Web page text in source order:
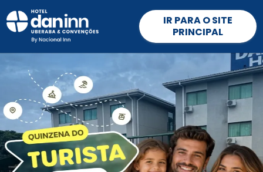
IR PARA O SITE
PRINCIPAL